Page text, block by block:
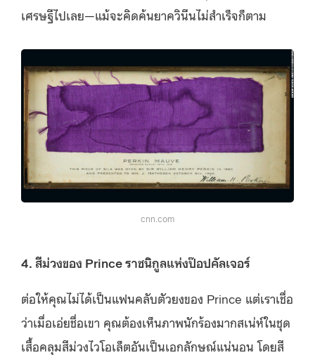
เศรษฐีไปเลย—แม้จะคิดค้นยาควินีนไม่สำเร็จก็ตาม
cnn.com
4. สีม่วงของ Prince ราชนิกูลแห่งป๊อปคัลเจอร์
ต่อให้คุณไม่ได้เป็นแฟนคลับตัวยงของ Prince แต่เราเชื่อ
ว่าเมื่อเอ่ยชื่อเขา คุณต้องเห็นภาพนักร้องมากสเน่ห์ในชุด
เสื้อคลุมสีม่วงไวโอเล็ตอันเป็นเอกลักษณ์แน่นอน โดยสี